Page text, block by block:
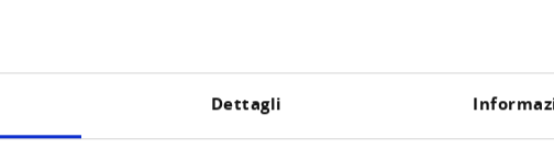
Dettagli
und Löschungen im ersten Semester 2022 mit